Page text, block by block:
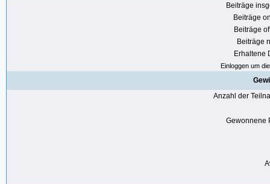
Beiträge
Beiträge
Beiträge
Beiträge
Erhaltene
Einloggen um
Anzahl der
Gewonnene